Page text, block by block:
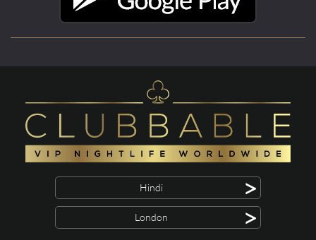
Hindi >
London >